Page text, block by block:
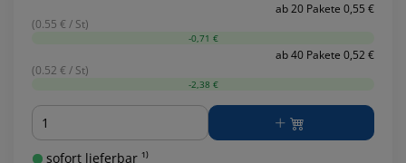
ab 20 Pakete 0,55 €
(0.55 € / St)
-0,71 €
ab 40 Pakete 0,52 €
(0.52 € / St)
-2,38 €
Menge
sofort lieferbar ¹⁾